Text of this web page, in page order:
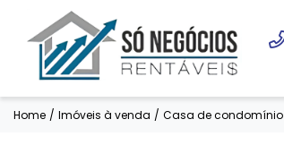
Home / Imóveis à venda / Casa de condomínio